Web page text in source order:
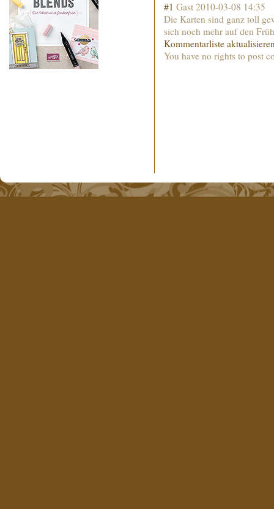
#1 Gast 2010-03-08 14:35
Die Karten sind ganz toll
sich noch mehr auf den
Kommentarliste
You have no rights to post